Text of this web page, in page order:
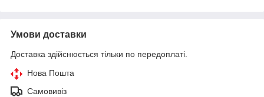
Умови доставки
Доставка здійснюється тільки по передоплаті.
Нова Пошта
Самовивіз